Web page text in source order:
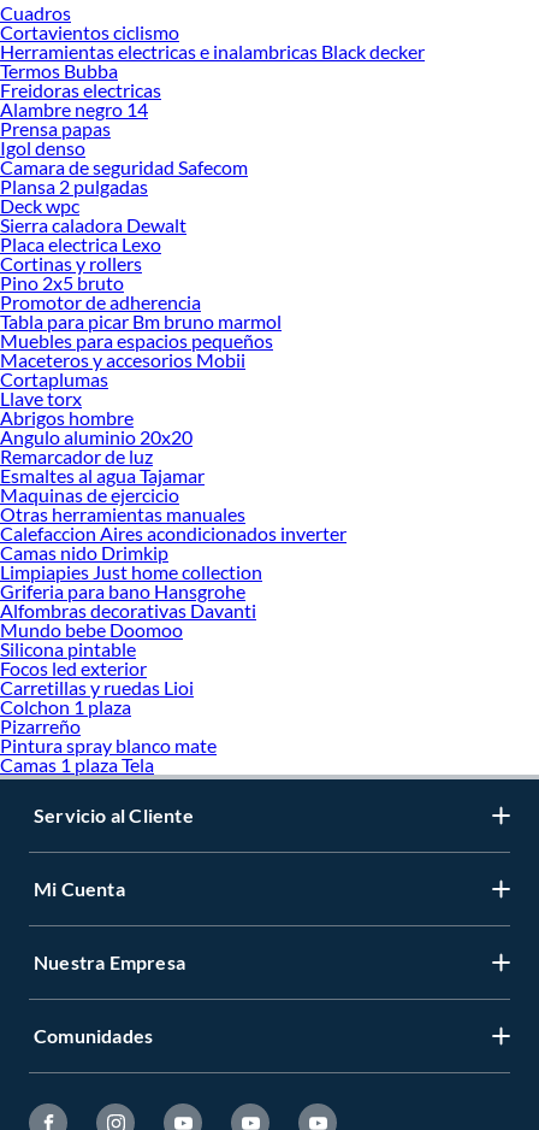
Desde remodelaciones hasta proyectos de decoración, estamos aquí para hacer
tus ideas realidad. ¡Visítanos y encuentra todo lo que tenemos para ofrecerte en
Construcción!
Explora la variedad de productos de Construcción en Sodimac
Herramientas, materiales y accesorios de calidad para tus proyectos y
renovación de espacios. ¡Visítanos y descubre todo lo que tenemos para
ofrecerte!
Encuentra una amplia variedad de productos de Construcción en Sodimac.
Encuentra todo lo necesario para tus proyectos de renovación y decoración.
¡Visítanos y haz tus ideas realidad!
Cuadros
Cortavientos ciclismo
Herramientas electricas e inalambricas Black decker
Termos Bubba
Freidoras electricas
Alambre negro 14
Prensa papas
Igol denso
Camara de seguridad Safecom
Plansa 2 pulgadas
Deck wpc
Sierra caladora Dewalt
Placa electrica Lexo
Cortinas y rollers
Pino 2x5 bruto
Promotor de adherencia
Tabla para picar Bm bruno marmol
Muebles para espacios pequeños
Maceteros y accesorios Mobii
Cortaplumas
Llave torx
Abrigos hombre
Angulo aluminio 20x20
Remarcador de luz
Esmaltes al agua Tajamar
Maquinas de ejercicio
Otras herramientas manuales
Calefaccion Aires acondicionados inverter
Camas nido Drimkip
Limpiapies Just home collection
Griferia para bano Hansgrohe
Alfombras decorativas Davanti
Mundo bebe Doomoo
Silicona pintable
Focos led exterior
Carretillas y ruedas Lioi
Colchon 1 plaza
Pizarreño
Pintura spray blanco mate
Camas 1 plaza Tela
Servicio al Cliente
Mi Cuenta
Nuestra Empresa
Comunidades